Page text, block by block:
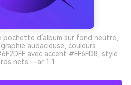
pochette d’album sur fond neutre,
audacieuse, couleurs
avec accent #FF6FD8, style
nets --ar 1:1